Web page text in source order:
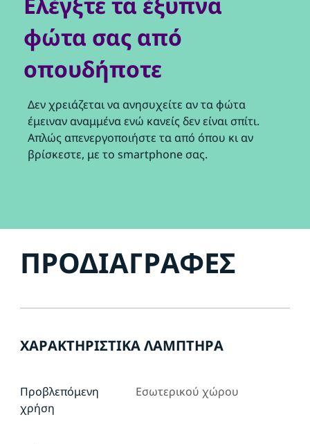
φώτα σας από
οπουδήποτε
Δεν χρειάζεται να ανησυχείτε αν τα φώτα
έμειναν αναμμένα ενώ κανείς δεν είναι σπίτι.
Απλώς απενεργοποιήστε τα από όπου κι αν
βρίσκεστε, με το smartphone σας.
ΠΡΟΔΙΑΓΡΑΦΈΣ
ΧΑΡΑΚΤΗΡΙΣΤΙΚΆ ΛΑΜΠΤΉΡΑ
Προβλεπόμενη
χρήση
Εσωτερικού χώρου